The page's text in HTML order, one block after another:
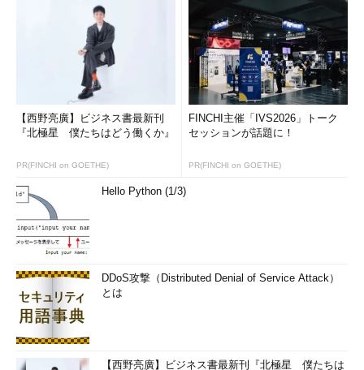
【西野亮廣】ビジネス書最新刊
『北極星 僕たちはどう働くか』
PR(FINCHI on GOETHE)
FINCHI主催「IVS2026」トーク
セッションが話題に！
PR(FINCHI on GOETHE)
Hello Python (1/3)
DDoS攻撃（Distributed Denial of Service Attack）
とは
【西野亮廣】ビジネス書最新刊『北極星 僕たちは